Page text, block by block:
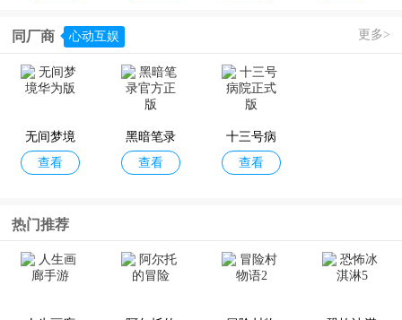
月影别墅
纸片人女
友
查看
约战凛绪
轮回手游
查看
人手游最
新版
查看
卓版
同厂商 心动互娱 更多>
无间梦境
华为版
查看
黑暗笔录
官方正版
查看
十三号病
院正式版
查看
热门推荐